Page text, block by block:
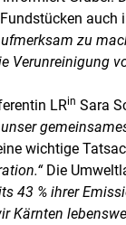
auch
zu
Verunreinigung
LRin Sara
wichtige
Die
43 % ihrer
Kärnten